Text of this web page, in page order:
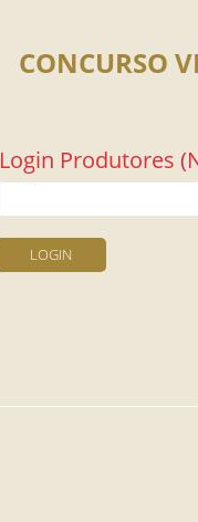
CONCURSO
Login Produtores
LOGIN